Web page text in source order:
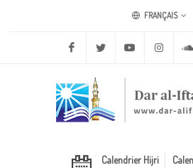
FRANÇAIS
Facebook Twitter Youtube
Calendrier Hijri